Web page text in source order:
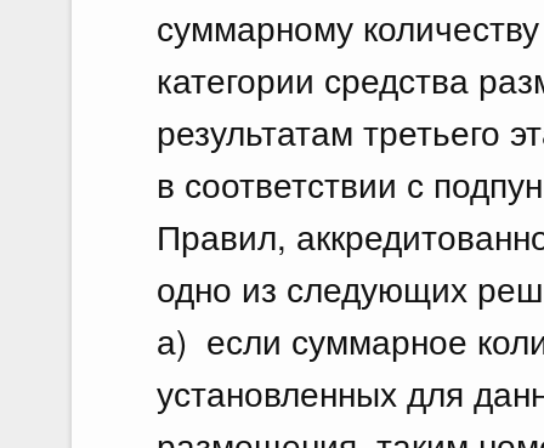
суммарному
категории средства
результатам третьего
в соответствии с
Правил,
одно из следующих
а) если суммарное
установленных для